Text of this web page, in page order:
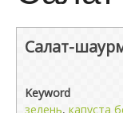
Салат-
Keyword
зелень, капуста